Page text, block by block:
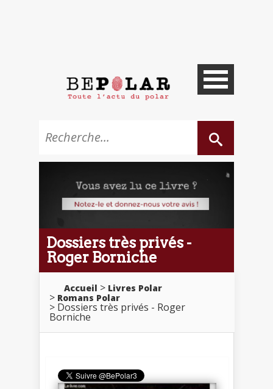
Dossiers très privés -
Roger Borniche
Accueil
Livres Polar
Romans Polar
Dossiers très privés - Roger
Borniche